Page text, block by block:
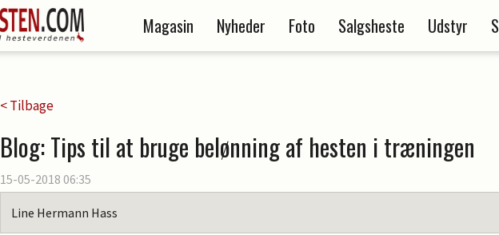
Magasin Nyheder Foto Salgsheste Udstyr
< Tilbage
Blog: Tips til at bruge belønning af hesten i træningen
15-05-2018 06:35
Line Hermann Hass